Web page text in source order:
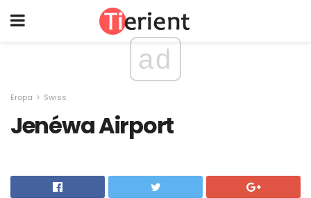
ad
Eropa Swiss
Jenéwa Airport